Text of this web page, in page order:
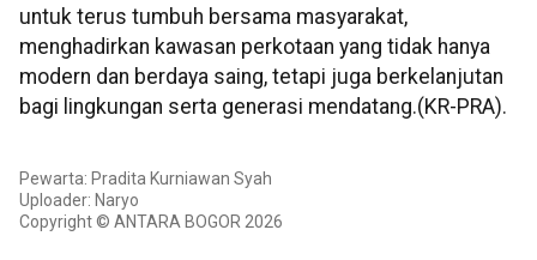
untuk terus tumbuh bersama masyarakat,
menghadirkan kawasan perkotaan yang tidak hanya
modern dan berdaya saing, tetapi juga berkelanjutan
bagi lingkungan serta generasi mendatang.(KR-PRA).
Pewarta: Pradita Kurniawan Syah
Uploader: Naryo
Copyright © ANTARA BOGOR 2026